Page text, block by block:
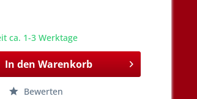
ca. 1-3 Werktage
In den Warenkorb
Bewerten